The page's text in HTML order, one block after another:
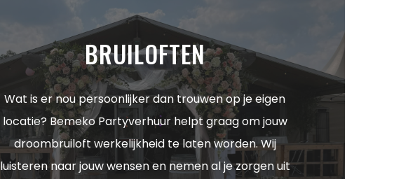
BRUILOFTEN
Wat is er nou persoonlijker dan trouwen op je eigen
locatie? Bemeko Partyverhuur helpt graag om jouw
droombruiloft werkelijkheid te laten worden. Wij
luisteren naar jouw wensen en nemen al je zorgen uit